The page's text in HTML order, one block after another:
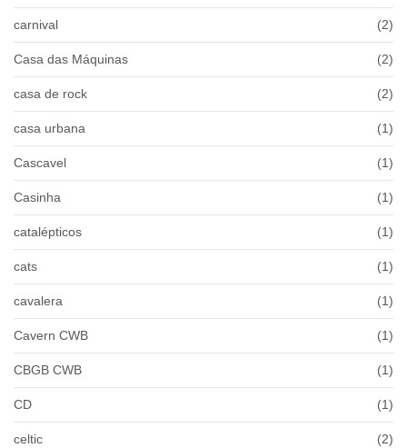
carnival (2)
Casa das Máquinas (2)
casa de rock (2)
casa urbana (1)
Cascavel (1)
Casinha (1)
catalépticos (1)
cats (1)
cavalera (1)
Cavern CWB (1)
CBGB CWB (1)
CD (1)
celtic (2)